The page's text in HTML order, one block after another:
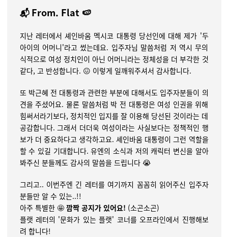
📬 From. Flat 🍉
지난 레터에서 셰인바움 멕시코 대통령 당선인에 대해 제가 '두
아이의 어머니'라고 썼는데요. 입주자님 말씀처럼 저 역시 무의
식적으로 여성 정치인이 아닌 어머니라는 정체성을 더 부각한 것
같다, 고 반성합니다. 😖 이렇게 일깨워주셔서 감사합니다.
또 박근혜 전 대통령과 관련한 부분에 대해서도 입주자분들이 의
견을 주셨어요. 물론 말씀처럼 박 전 대통령은 여성 인권을 위해
힘써서라기보다, 정치적인 입지를 잘 이용해 당선된 것이라는 데
공감합니다. 그래서 더더욱 여성이라는 사실보다는 정책적인 행
보가 더 중요하다고 생각하고요. 셰인바움 대통령이 그런 역할을
할 수 있길 기대합니다.유엔의 소식과 저의 캐릭터 변신을 알아
봐주신 분들께도 감사의 말씀을 드립니다 😭
그리고.. 이번주엔 긴 레터를 여기까지 꼼꼼히 읽어주신 입주자
분들만 알 수 있는..!!
아주 특별한 🤩 깜짝 공지가 있어요! (소곤소곤)
플랫 레터의 '문화가 있는 플랫' 코너를 오프라인에서 진행해보
려 합니다!